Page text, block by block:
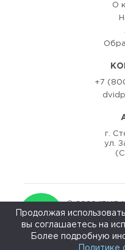
О
+7
г.
ул.
© 2020 "DViD
Продолжая
вы соглашаетесь на
Более подробную
Политике